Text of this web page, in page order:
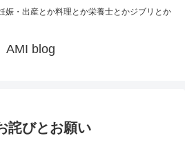
・出産とか料理とか栄養士とかジブリとか
AMI blog
詫びとお願い